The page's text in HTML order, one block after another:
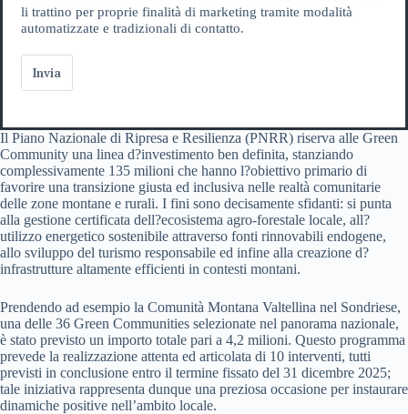
li trattino per proprie finalità di marketing tramite modalità
automatizzate e tradizionali di contatto.
Invia
Il Piano Nazionale di Ripresa e Resilienza (PNRR) riserva alle Green
Community una linea d?investimento ben definita, stanziando
complessivamente 135 milioni che hanno l?obiettivo primario di
favorire una transizione giusta ed inclusiva nelle realtà comunitarie
delle zone montane e rurali. I fini sono decisamente sfidanti: si punta
alla gestione certificata dell?ecosistema agro-forestale locale, all?
utilizzo energetico sostenibile attraverso fonti rinnovabili endogene,
allo sviluppo del turismo responsabile ed infine alla creazione d?
infrastrutture altamente efficienti in contesti montani.
Prendendo ad esempio la Comunità Montana Valtellina nel Sondriese,
una delle 36 Green Communities selezionate nel panorama nazionale,
è stato previsto un importo totale pari a 4,2 milioni. Questo programma
prevede la realizzazione attenta ed articolata di 10 interventi, tutti
previsti in conclusione entro il termine fissato del 31 dicembre 2025;
tale iniziativa rappresenta dunque una preziosa occasione per instaurare
dinamiche positive nell’ambito locale.